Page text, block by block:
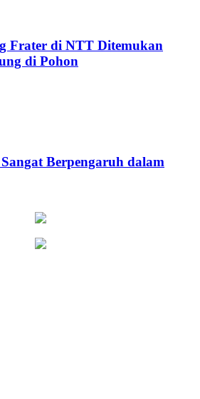
Frater di NTT Ditemukan
di Pohon
Berpengaruh dalam